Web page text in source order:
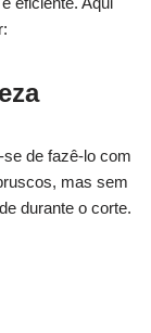
de fazê-lo com
mas sem
durante o corte.